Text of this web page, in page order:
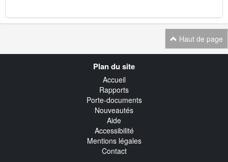
Haut de page
Plan du site
Accueil
Rapports
Porte-documents
Nouveautés
Aide
Accessibilité
Mentions légales
Contact